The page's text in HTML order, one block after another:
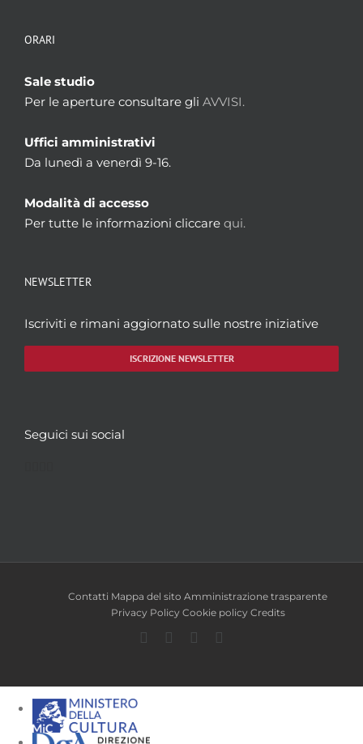
ORARI
Sale studio
Per le aperture consultare gli AVVISI.
Uffici amministrativi
Da lunedì a venerdì 9-16.
Modalità di accesso
Per tutte le informazioni cliccare qui.
NEWSLETTER
Iscriviti e rimani aggiornato sulle nostre iniziative
ISCRIZIONE NEWSLETTER
Seguici sui social
Contatti Mappa del sito Amministrazione trasparente
Privacy Policy Cookie policy Credits
Facebook
TwitterYouTube